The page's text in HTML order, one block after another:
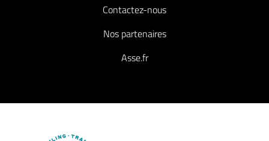
Contactez-nous
Nos partenaires
Asse.fr